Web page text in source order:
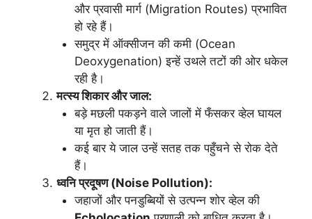
और प्रवासी मार्ग (Migration Routes) प्रभावित
हो रहे हैं।
समुद्र में ऑक्सीजन की कमी (Ocean
Deoxygenation) इन्हें उथले तटों की ओर धकेल
रही है।
मत्स्य शिकार और जाल:
बड़े मछली पकड़ने वाले जालों में फँसकर व्हेल घायल
या मृत हो जाती हैं।
कई बार ये जाल उन्हें सतह तक पहुँचने से रोक देते
हैं।
ध्वनि प्रदूषण (Noise Pollution):
जहाजों और पनडुब्बियों से उत्पन्न शोर व्हेल की